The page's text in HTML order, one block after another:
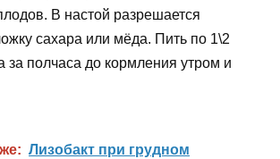
В настой разрешается
сахара или мёда. Пить по 1\2
за полчаса до кормления утром и
Лизобакт при грудном